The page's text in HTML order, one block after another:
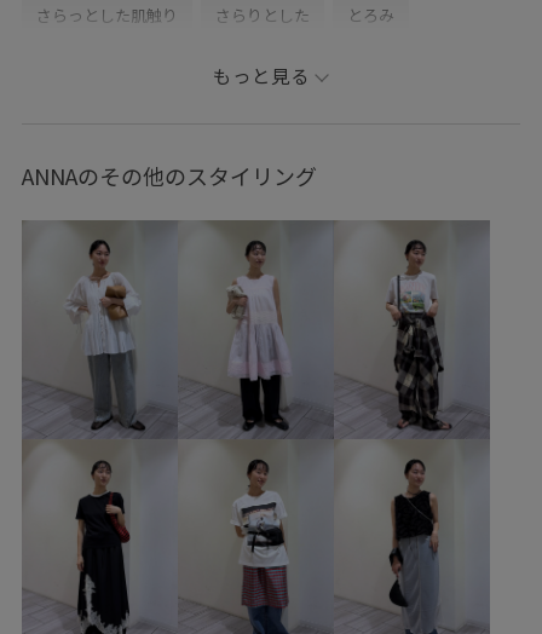
さらっとした肌触り さらりとした とろみ
オーバーサイズ
フェイクレザー
安定感のあるヒール 春らしいカラー
毎シーズン 着脱しやすい 初春コーデ
春コーデ 夏コーデ ADAM ET ROPÉ
ウェーブ ブルべ冬 オイリー トップス
シャツ/ブラウス ハンドバッグ
シューズ GAA06080 GAH06100
GAS06250 2026ceremonybi
2026SSspecialprice 25AWBI30 26SSceremony
もっと見る
ANNAのその他のスタイリング